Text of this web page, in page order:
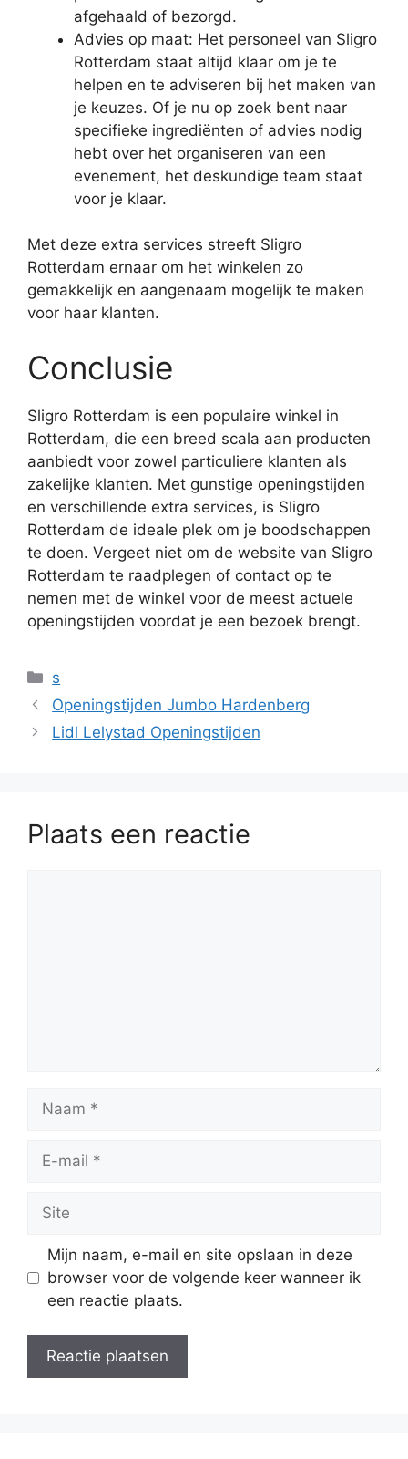
afgehaald of bezorgd.
Advies op maat: Het personeel van Sligro
Rotterdam staat altijd klaar om je te
helpen en te adviseren bij het maken van
je keuzes. Of je nu op zoek bent naar
specifieke ingrediënten of advies nodig
hebt over het organiseren van een
evenement, het deskundige team staat
voor je klaar.
Met deze extra services streeft Sligro
Rotterdam ernaar om het winkelen zo
gemakkelijk en aangenaam mogelijk te maken
voor haar klanten.
Conclusie
Sligro Rotterdam is een populaire winkel in
Rotterdam, die een breed scala aan producten
aanbiedt voor zowel particuliere klanten als
zakelijke klanten. Met gunstige openingstijden
en verschillende extra services, is Sligro
Rotterdam de ideale plek om je boodschappen
te doen. Vergeet niet om de website van Sligro
Rotterdam te raadplegen of contact op te
nemen met de winkel voor de meest actuele
openingstijden voordat je een bezoek brengt.
Categorieën
s
Openingstijden Jumbo Hardenberg
Lidl Lelystad Openingstijden
Plaats een reactie
mail
Mijn naam, e-mail en site opslaan in deze
browser voor de volgende keer wanneer ik
een reactie plaats.